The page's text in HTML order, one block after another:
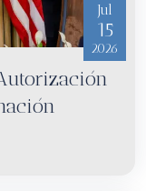
Jul
15
2026